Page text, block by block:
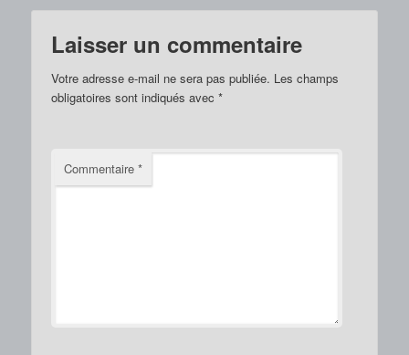
Laisser un commentaire
Votre adresse e-mail ne sera pas publiée. Les champs
obligatoires sont indiqués avec*
Commentaire*